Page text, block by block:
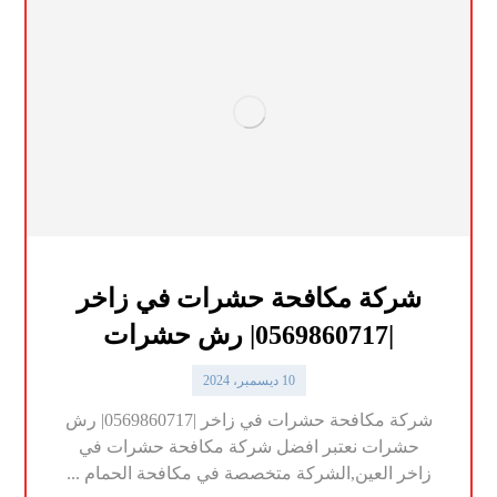
شركة مكافحة حشرات في زاخر
|0569860717| رش حشرات
10 ديسمبر، 2024
شركة مكافحة حشرات في زاخر |0569860717| رش
حشرات نعتبر افضل شركة مكافحة حشرات في
زاخر العين,الشركة متخصصة في مكافحة الحمام ...